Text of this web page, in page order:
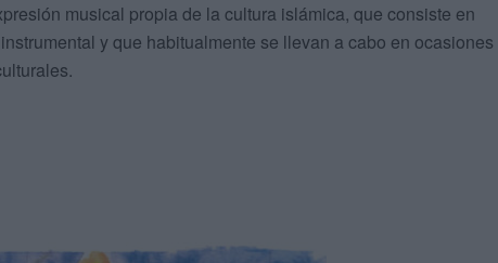
musical propia de la cultura islámica, que consiste en
y que habitualmente se llevan a cabo en ocasiones